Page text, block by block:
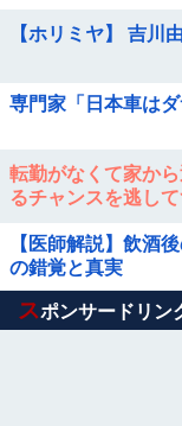
【ホリミヤ】 吉川
専門家「日本車は
転勤がなくて家か
るチャンスを逃し
【医師解説】飲酒
の錯覚と真実
Powered by livedoor
スポンサードリン